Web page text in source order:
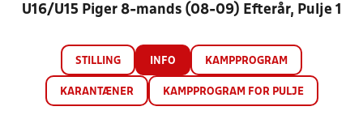
U16/U15 Piger 8-mands (08-09) Efterår, Pulje 1
STILLING INFO KAMPPROGRAM
KARANTÆNER KAMPPROGRAM FOR PULJE